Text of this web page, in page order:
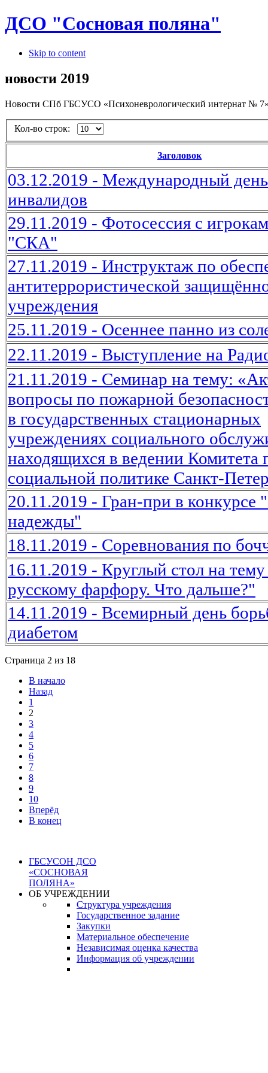
ДСО "Сосновая поляна"
Skip to content
новости 2019
Новости СПб ГБСУСО «Психоневрологический интернат № 7»
Кол-во строк:
Заголовок
03.12.2019 - Международный день
инвалидов
29.11.2019 - Фотосессия с
"СКА"
27.11.2019 - Инструктаж по
антитеррористической
учреждения
25.11.2019 - Осеннее панно из
22.11.2019 - Выступление на
21.11.2019 - Семинар на тему:
вопросы по пожарной
в государственных стационарных
учреждениях социального
находящихся в ведении Комитета
социальной политике Санкт-
20.11.2019 - Гран-при в конкурсе
надежды"
18.11.2019 - Соревнования по
16.11.2019 - Круглый стол на
русскому фарфору. Что дальше?"
14.11.2019 - Всемирный день
диабетом
Страница 2 из 18
В начало
Назад
1
2
3
4
5
6
7
8
9
10
Вперёд
В конец
ГБСУСОН ДСО
«СОСНОВАЯ
ПОЛЯНА»
ОБ УЧРЕЖДЕНИИ
Структура учреждения
Государственное задание
Закупки
Материальное обеспечение
Независимая оценка качества
Информация об учреждении